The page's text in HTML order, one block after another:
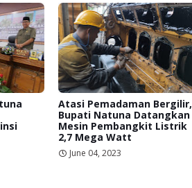
Atasi Pemadaman Bergilir,
Bupati Natuna Datangkan
Mesin Pembangkit Listrik
2,7 Mega Watt
June 04, 2023